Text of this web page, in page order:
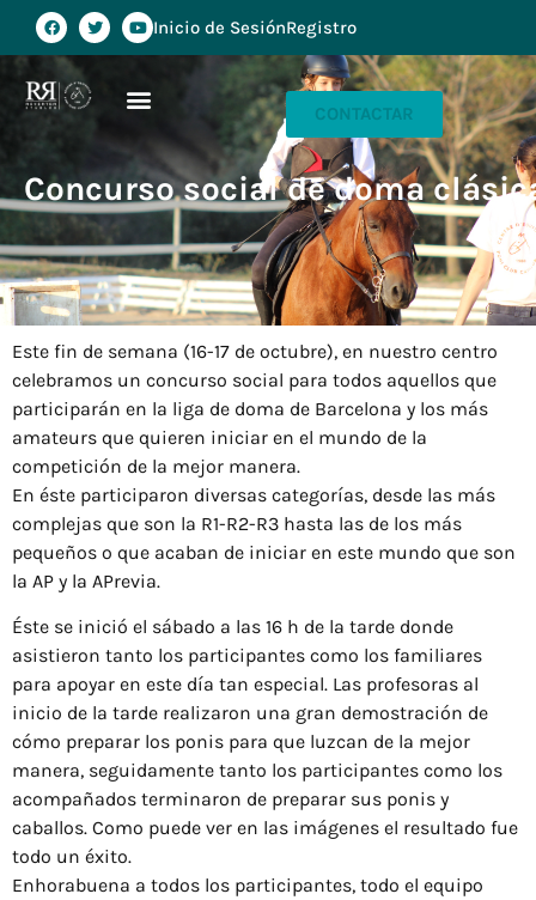
Inicio de SesiónRegistro
CONTACTAR
Concurso social de doma
Este fin de semana (16-17 de octubre), en nuestro centro
celebramos un concurso social para todos aquellos que
participarán en la liga de doma de Barcelona y los más
amateurs que quieren iniciar en el mundo de la
competición de la mejor manera.
En éste participaron diversas categorías, desde las más
complejas que son la R1-R2-R3 hasta las de los más
pequeños o que acaban de iniciar en este mundo que son
la AP y la APrevia.
Éste se inició el sábado a las 16 h de la tarde donde
asistieron tanto los participantes como los familiares
para apoyar en este día tan especial. Las profesoras al
inicio de la tarde realizaron una gran demostración de
cómo preparar los ponis para que luzcan de la mejor
manera, seguidamente tanto los participantes como los
acompañados terminaron de preparar sus ponis y
caballos. Como puede ver en las imágenes el resultado fue
todo un éxito.
Enhorabuena a todos los participantes, todo el equipo